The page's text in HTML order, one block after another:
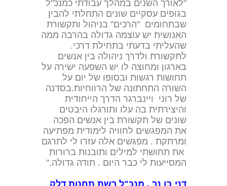
"לאורך השנים במהלך עבודתי כמנכ"ל
בגופים עסקיים שונים התחלתי להבין
שבתחומים "הרכים" בניהול ותקשורת
האנושית יש עוצמה גדולה בהרבה ממה
שהעליתי בדעתי בתחילת דרכי.
לתקשורת ולדרך ניהולה בין אנשים
בארגון ומחוצה לו יש השפעה ישירה על
תחושות רגשות ובסופו של יום על
השורה התחתונה של הרווחיות.בסדנה
של רוני ויינברגר הדרך הייחודית
והיצירתית בה עלו ותורגלו היבטים
שונים של תקשורת בין אנשים הפכה
את המפגשים לחוויה לימודית מפתיעה
ומרתקת . מפגשים אלה עזרו לי לתרגם
את תחושתי למילים ותובנות ברורות
המסייעות לי כבר היום . תודה גדולה."
דני בן נר , מנכ"ל רשת תחנות דלק